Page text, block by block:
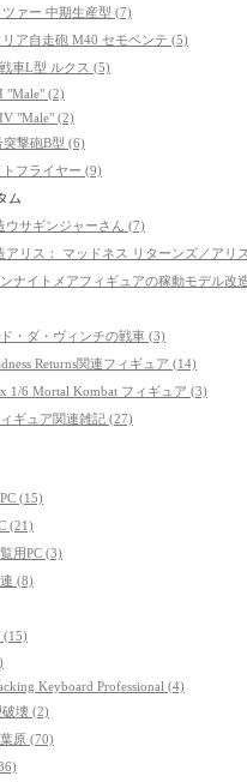
ツァー 中期生産型 (7)
リア自走砲 M40 セモベンテ (5)
車L型 ルクス (5)
"Male" (2)
"Male" (2)
撃砲B型 (6)
トフライヤー (9)
ム
ウサギンジャーさん (7)
アリス： マッドネス リターンズ／アリ
ナイトメアフィギュアの稼動モデル改
・ダ・ヴィンチの戦車 (3)
Returns関連フィギュア (14)
1/6 Mortal Kombat フィギュア (3)
ギュア関連雑記 (27)
(15)
(21)
用PC (3)
(8)
(15)
Keyboard Professional (4)
壊 (2)
原 (70)